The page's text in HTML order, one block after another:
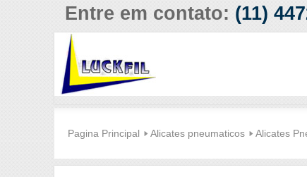
Entre em contato: (11)
Pagina Principal Alicates pneumaticos Alicates